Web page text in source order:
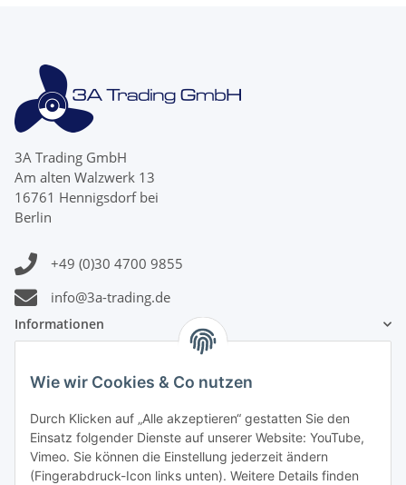
Wie wir Cookies & Co nutzen
Durch Klicken auf „Alle akzeptieren“ gestatten Sie den
Einsatz folgender Dienste auf unserer Website: YouTube,
Vimeo. Sie können die Einstellung jederzeit ändern
(Fingerabdruck-Icon links unten). Weitere Details finden
3A Trading GmbH
Am alten Walzwerk 13
16761 Hennigsdorf bei
Berlin
+49 (0)30 4700 9855
info@3a-trading.de
Informationen
Gesetzliche Informationen
Zahlungsinformationen